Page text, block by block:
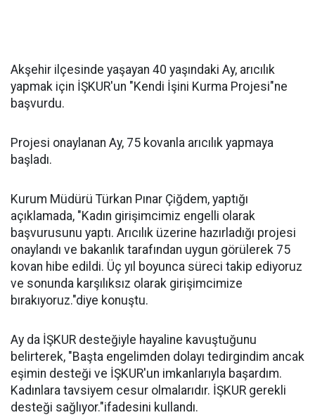
Akşehir ilçesinde yaşayan 40 yaşındaki Ay, arıcılık
yapmak için İŞKUR'un "Kendi İşini Kurma Projesi"ne
başvurdu.
Projesi onaylanan Ay, 75 kovanla arıcılık yapmaya
başladı.
Kurum Müdürü Türkan Pınar Çiğdem, yaptığı
açıklamada, "Kadın girişimcimiz engelli olarak
başvurusunu yaptı. Arıcılık üzerine hazırladığı projesi
onaylandı ve bakanlık tarafından uygun görülerek 75
kovan hibe edildi. Üç yıl boyunca süreci takip ediyoruz
ve sonunda karşılıksız olarak girişimcimize
bırakıyoruz."diye konuştu.
Ay da İŞKUR desteğiyle hayaline kavuştuğunu
belirterek, "Başta engelimden dolayı tedirgindim ancak
eşimin desteği ve İŞKUR'un imkanlarıyla başardım.
Kadınlara tavsiyem cesur olmalarıdır. İŞKUR gerekli
desteği sağlıyor."ifadesini kullandı.